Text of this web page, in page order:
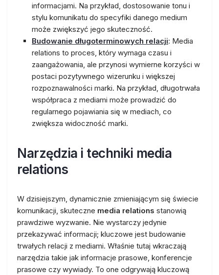
informacjami. Na przykład, dostosowanie tonu i
stylu komunikatu do specyfiki danego medium
może zwiększyć jego skuteczność.
Budowanie długoterminowych relacji: Media
relations to proces, który wymaga czasu i
zaangażowania, ale przynosi wymierne korzyści w
postaci pozytywnego wizerunku i większej
rozpoznawalności marki. Na przykład, długotrwała
współpraca z mediami może prowadzić do
regularnego pojawiania się w mediach, co
zwiększa widoczność marki.
Narzędzia i techniki media
relations
W dzisiejszym, dynamicznie zmieniającym się świecie
komunikacji, skuteczne media relations stanowią
prawdziwe wyzwanie. Nie wystarczy jedynie
przekazywać informacji; kluczowe jest budowanie
trwałych relacji z mediami. Właśnie tutaj wkraczają
narzędzia takie jak informacje prasowe, konferencje
prasowe czy wywiady. To one odgrywają kluczową